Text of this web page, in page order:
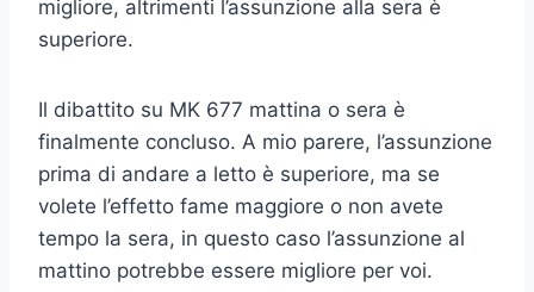
migliore, altrimenti l’assunzione alla sera è
superiore.
Il dibattito su MK 677 mattina o sera è
finalmente concluso. A mio parere, l’assunzione
prima di andare a letto è superiore, ma se
volete l’effetto fame maggiore o non avete
tempo la sera, in questo caso l’assunzione al
mattino potrebbe essere migliore per voi.